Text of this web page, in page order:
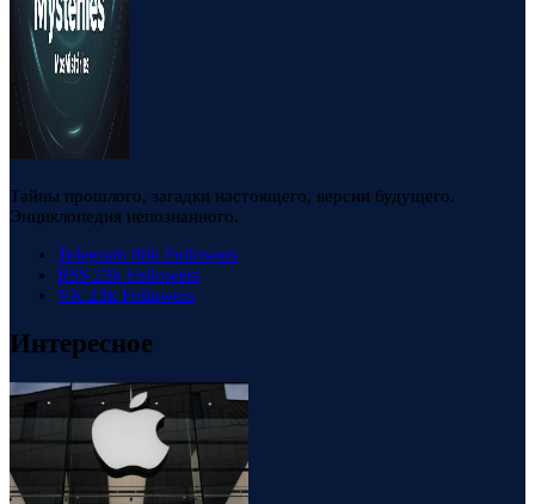
Тайны прошлого, загадки настоящего, версии будущего.
Энциклопедия непознанного.
Telegram 88k Followers
RSS 23k Followers
VK 23k Followers
Интересное